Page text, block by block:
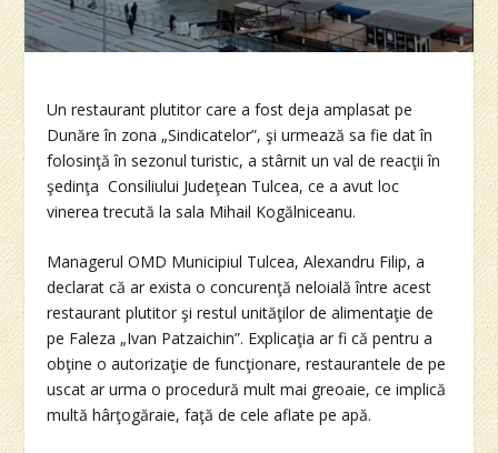
Un restaurant plutitor care a fost deja amplasat pe
Dunăre în zona „Sindicatelor”, şi urmează sa fie dat în
folosinţă în sezonul turistic, a stârnit un val de reacţii în
şedinţa Consiliului Judeţean Tulcea, ce a avut loc
vinerea trecută la sala Mihail Kogălniceanu.
Managerul OMD Municipiul Tulcea, Alexandru Filip, a
declarat că ar exista o concurenţă neloială între acest
restaurant plutitor şi restul unităţilor de alimentaţie de
pe Faleza „Ivan Patzaichin”. Explicaţia ar fi că pentru a
obţine o autorizaţie de funcţionare, restaurantele de pe
uscat ar urma o procedură mult mai greoaie, ce implică
multă hârţogăraie, faţă de cele aflate pe apă.